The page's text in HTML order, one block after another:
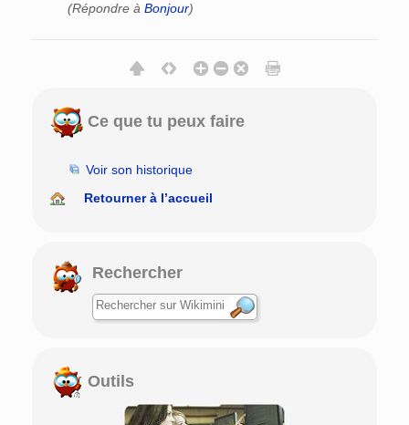
(Répondre à Bonjour)
Ce que tu peux faire
Voir son historique
Retourner à l’accueil
Rechercher
Outils